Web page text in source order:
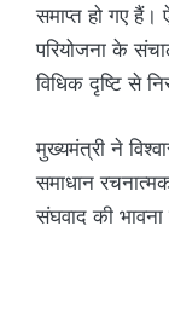
समाप्त हो गए
परियोजना के
विधिक दृष्टि से
मुख्यमंत्री ने
समाधान
संघवाद की